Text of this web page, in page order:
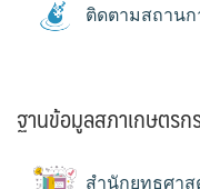
ติดตามสถาน
ฐานข้อมูลสภาเกษตรก
สำนักยุทธศาส